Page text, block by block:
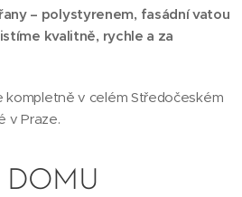
– polystyrenem, fasádní vatou
kvalitně, rychle a za
kompletně v celém Středočeském
v Praze.
DOMU